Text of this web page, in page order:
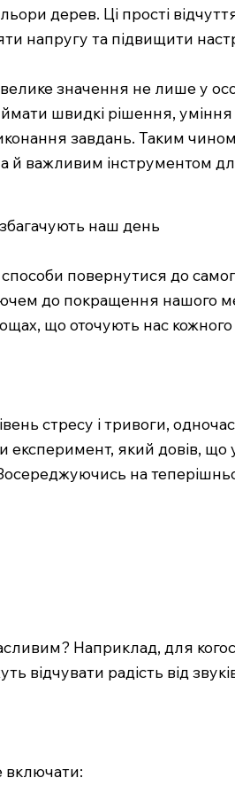
дерев. Ці прості
напругу та підвищити
значення не лише у
швидкі рішення,
завдань. Таким
й важливим інструментом
наш день
способи повернутися до
до покращення нашого
що оточують нас
стресу і тривоги,
експеримент, який довів, що
на
Наприклад, для
відчувати радість від
включати: